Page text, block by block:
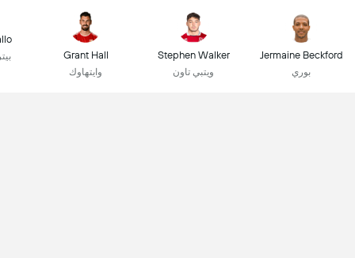
Jermaine Beckford
بوري
Stephen Walker
ويتبي تاون
Grant Hall
وايتهاوك